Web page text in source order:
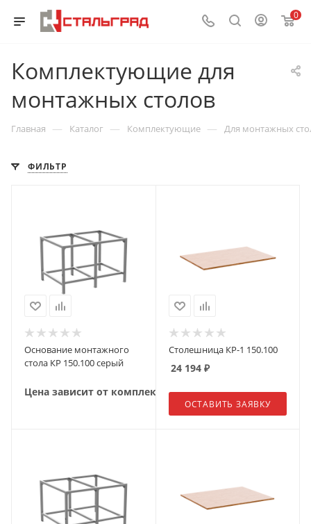
0
Комплектующие для
монтажных столов
Главная — Каталог — Комплектующие — Для монтажных
ФИЛЬТР
Основание монтажного
стола КР 150.100 серый
Цена зависит от комплектации
Столешница КР-1 150.100
24 194₽
ОСТАВИТЬ ЗАЯВКУ